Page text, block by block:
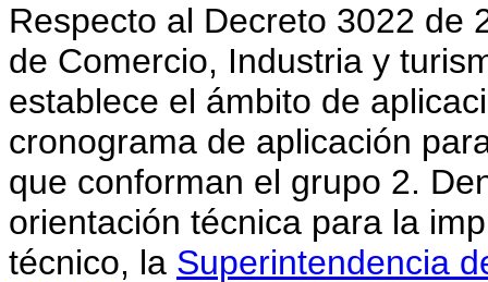
Respecto al Decreto 3022 de
de Comercio, Industria y
establece el ámbito de
cronograma de aplicación
que conforman el grupo 2.
orientación técnica para la
técnico, la Superintendencia